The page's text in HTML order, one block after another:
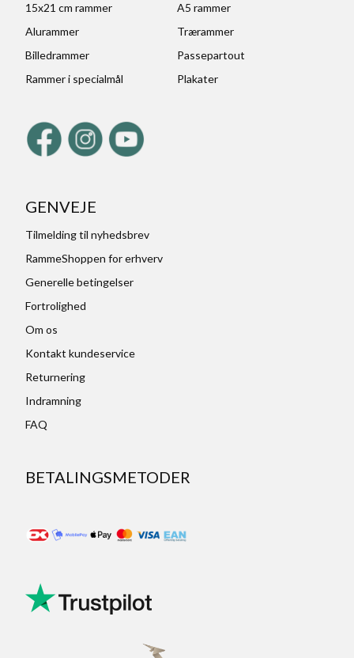
15x21 cm rammer
A5 rammer
Alurammer
Trærammer
Billedrammer
Passepartout
Rammer i specialmål
Plakater
GENVEJE
Tilmelding til nyhedsbrev
RammeShoppen for erhverv
Generelle betingelser
Fortrolighed
Om os
Kontakt kundeservice
Returnering
Indramning
FAQ
BETALINGSMETODER